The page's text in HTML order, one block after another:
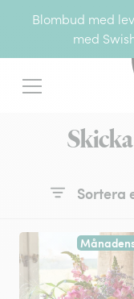
Blombud med
med
Meny
Sortera